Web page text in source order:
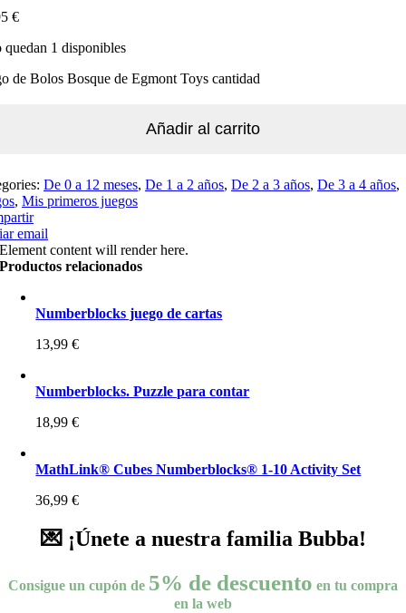
€
quedan 1 disponibles
de Bolos Bosque de Egmont Toys cantidad
Añadir al carrito
De 0 a 12 meses, De 1 a 2 años, De 2 a 3 años, De 3 a 4 años,
, Mis primeros juegos
email
Element content will render here.
Productos relacionados
Numberblocks juego de cartas
13,99€
Numberblocks. Puzzle para contar
18,99€
MathLink® Cubes Numberblocks® 1-10 Activity Set
36,99€
💌 ¡Únete a nuestra familia Bubba!
Consigue un cupón de 5% de descuento en tu compra
en la web